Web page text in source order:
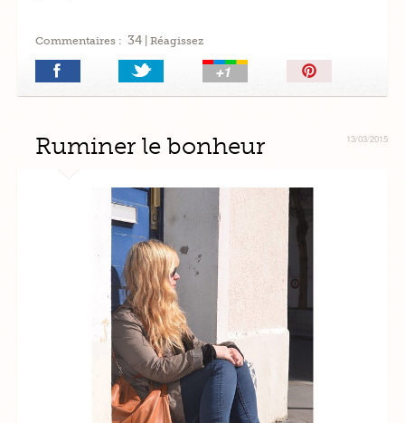
Commentaires : 34| Réagissez
Épingler!
13/03/2015
Ruminer le bonheur